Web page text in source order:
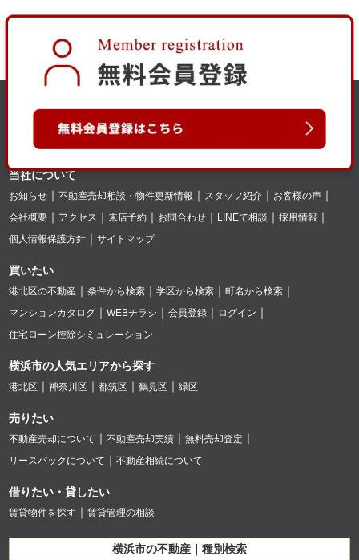
当社について
お知らせ 不動産売却相談・物件更新情報 スタッフ紹介
お客様の声
会社概要
アクセス 来店予約 お問合わせ LINEで相談
採用情報
個人情報保護方針
サイトマップ
買いたい
港北区の不動産 条件から検索 学区から検索
町名から検索
マンションカタログ
WEBチラシ 会員登録
ログイン
住宅ローン控除シミュレーション
横浜市の人気エリアから探す
港北区 神奈川区 都筑区 鶴見区 緑区
売りたい
不動産売却について 不動産売却実績
無料売却査定
リースバックについて
不動産相続について
借りたい・貸したい
賃貸物件を探す 賃貸管理の相談
横浜市の不動産｜種別検索